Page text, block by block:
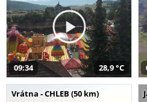
09:34 28,9 °C
Vrátna - CHLEB (50 km)